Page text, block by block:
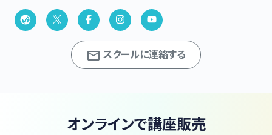
スクールに連絡する
オンラインで講座販売